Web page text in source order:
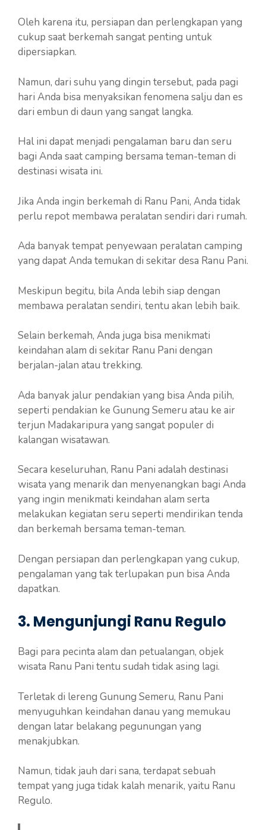
Oleh karena itu, persiapan dan perlengkapan yang
cukup saat berkemah sangat penting untuk
dipersiapkan.
Namun, dari suhu yang dingin tersebut, pada pagi
hari Anda bisa menyaksikan fenomena salju dan es
dari embun di daun yang sangat langka.
Hal ini dapat menjadi pengalaman baru dan seru
bagi Anda saat camping bersama teman-teman di
destinasi wisata ini.
Jika Anda ingin berkemah di Ranu Pani, Anda tidak
perlu repot membawa peralatan sendiri dari rumah.
Ada banyak tempat penyewaan peralatan camping
yang dapat Anda temukan di sekitar desa Ranu Pani.
Meskipun begitu, bila Anda lebih siap dengan
membawa peralatan sendiri, tentu akan lebih baik.
Selain berkemah, Anda juga bisa menikmati
keindahan alam di sekitar Ranu Pani dengan
berjalan-jalan atau trekking.
Ada banyak jalur pendakian yang bisa Anda pilih,
seperti pendakian ke Gunung Semeru atau ke air
terjun Madakaripura yang sangat populer di
kalangan wisatawan.
Secara keseluruhan, Ranu Pani adalah destinasi
wisata yang menarik dan menyenangkan bagi Anda
yang ingin menikmati keindahan alam serta
melakukan kegiatan seru seperti mendirikan tenda
dan berkemah bersama teman-teman.
Dengan persiapan dan perlengkapan yang cukup,
pengalaman yang tak terlupakan pun bisa Anda
dapatkan.
3. Mengunjungi Ranu Regulo
Bagi para pecinta alam dan petualangan, objek
wisata Ranu Pani tentu sudah tidak asing lagi.
Terletak di lereng Gunung Semeru, Ranu Pani
menyuguhkan keindahan danau yang memukau
dengan latar belakang pegunungan yang
menakjubkan.
Namun, tidak jauh dari sana, terdapat sebuah
tempat yang juga tidak kalah menarik, yaitu Ranu
Regulo.